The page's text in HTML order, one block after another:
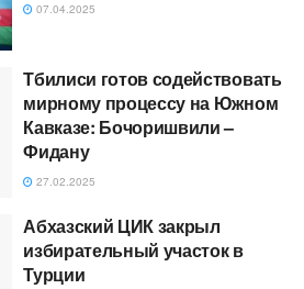
07.04.2025
Тбилиси готов содействовать
мирному процессу на Южном
Кавказе: Бочоришвили –
Фидану
27.02.2025
Абхазский ЦИК закрыл
избирательный участок в
Турции